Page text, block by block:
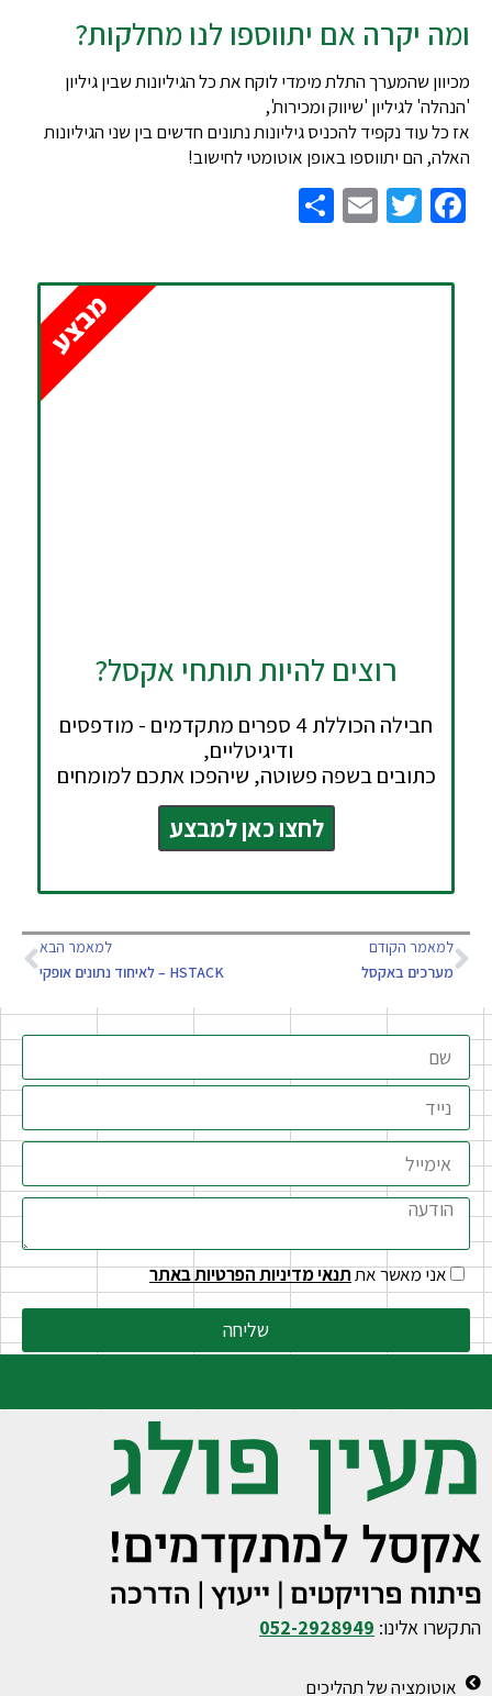
ומה יקרה אם יתווספו לנו מחלקות?
מכיוון שהמערך התלת מימדי לוקח את כל הגיליונות שבין גיליון
'הנהלה' לגיליון 'שיווק ומכירות',
אז כל עוד נקפיד להכניס גיליונות נתונים חדשים בין שני הגיליונות
האלה, הם יתווספו באופן אוטומטי לחישוב!
Facebook
Twitter
Email
רוצים להיות תותחי אקסל?
חבילה הכוללת 4 ספרים מתקדמים - מודפסים
ודיגיטליים,
כתובים בשפה פשוטה, שיהפכו אתכם למומחים
לחצו כאן למבצע
מבצע
למאמר הקודם
מערכים באקסל
למאמר הבא
HSTACK – לאיחוד נתונים אופקי
אני מאשר אתתנאי מדיניות הפרטיות באתר
שליחה
התקשרו אלינו: 052-2928949
אוטומציה של תהליכים